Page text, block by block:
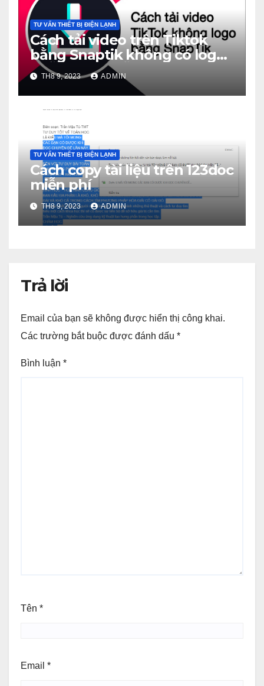
TƯ VẤN THIẾT BỊ ĐIỆN LẠNH
Cách tải video trên Tiktok
bằng Snaptik không có logo
miễn phí và dễ dàng
TH8 9, 2023 ADMIN
TƯ VẤN THIẾT BỊ ĐIỆN LẠNH
Cách copy tài liệu trên 123doc
miễn phí
TH8 9, 2023 ADMIN
Trả lời
Email của bạn sẽ không được hiển thị công khai.
Các trường bắt buộc được đánh dấu *
Bình luận *
Tên *
Email *